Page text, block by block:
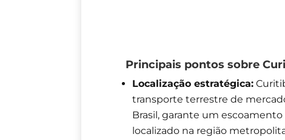
Principais pontos sobre
Localização estratégica:
transporte terrestre de
Brasil, garante um
localizado na região